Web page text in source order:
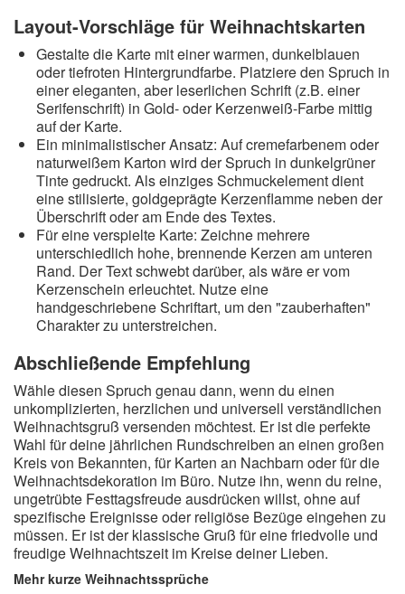
Layout-Vorschläge für Weihnachtskarten
Gestalte die Karte mit einer warmen, dunkelblauen
oder tiefroten Hintergrundfarbe. Platziere den Spruch in
einer eleganten, aber leserlichen Schrift (z.B. einer
Serifenschrift) in Gold- oder Kerzenweiß-Farbe mittig
auf der Karte.
Ein minimalistischer Ansatz: Auf cremefarbenem oder
naturweißem Karton wird der Spruch in dunkelgrüner
Tinte gedruckt. Als einziges Schmuckelement dient
eine stilisierte, goldgeprägte Kerzenflamme neben der
Überschrift oder am Ende des Textes.
Für eine verspielte Karte: Zeichne mehrere
unterschiedlich hohe, brennende Kerzen am unteren
Rand. Der Text schwebt darüber, als wäre er vom
Kerzenschein erleuchtet. Nutze eine
handgeschriebene Schriftart, um den "zauberhaften"
Charakter zu unterstreichen.
Abschließende Empfehlung
Wähle diesen Spruch genau dann, wenn du einen
unkomplizierten, herzlichen und universell verständlichen
Weihnachtsgruß versenden möchtest. Er ist die perfekte
Wahl für deine jährlichen Rundschreiben an einen großen
Kreis von Bekannten, für Karten an Nachbarn oder für die
Weihnachtsdekoration im Büro. Nutze ihn, wenn du reine,
ungetrübte Festtagsfreude ausdrücken willst, ohne auf
spezifische Ereignisse oder religiöse Bezüge eingehen zu
müssen. Er ist der klassische Gruß für eine friedvolle und
freudige Weihnachtszeit im Kreise deiner Lieben.
Mehr kurze Weihnachtssprüche